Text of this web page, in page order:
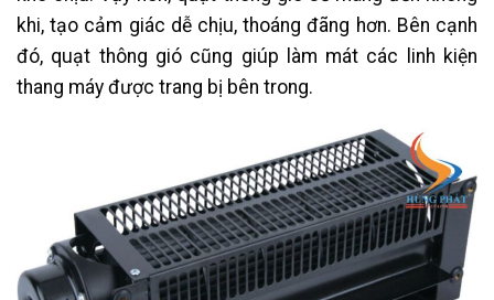
khi, tạo cảm giác dễ chịu, thoáng đãng hơn. Bên cạnh
đó, quạt thông gió cũng giúp làm mát các linh kiện
thang máy được trang bị bên trong.